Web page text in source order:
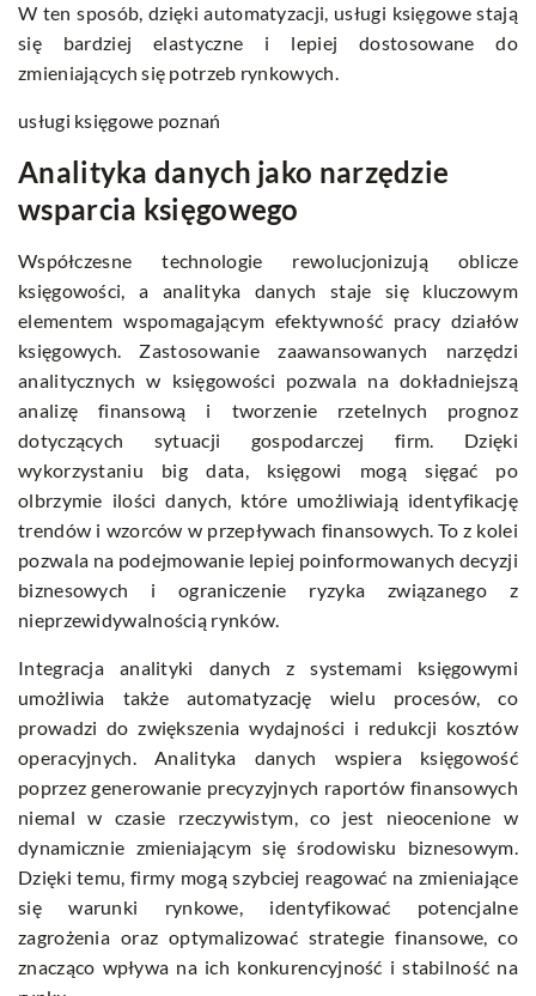
W ten sposób, dzięki automatyzacji, usługi księgowe stają
się bardziej elastyczne i lepiej dostosowane do
zmieniających się potrzeb rynkowych.
usługi księgowe poznań
Analityka danych jako narzędzie
wsparcia księgowego
Współczesne technologie rewolucjonizują oblicze
księgowości, a analityka danych staje się kluczowym
elementem wspomagającym efektywność pracy działów
księgowych. Zastosowanie zaawansowanych narzędzi
analitycznych w księgowości pozwala na dokładniejszą
analizę finansową i tworzenie rzetelnych prognoz
dotyczących sytuacji gospodarczej firm. Dzięki
wykorzystaniu big data, księgowi mogą sięgać po
olbrzymie ilości danych, które umożliwiają identyfikację
trendów i wzorców w przepływach finansowych. To z kolei
pozwala na podejmowanie lepiej poinformowanych decyzji
biznesowych i ograniczenie ryzyka związanego z
nieprzewidywalnością rynków.
Integracja analityki danych z systemami księgowymi
umożliwia także automatyzację wielu procesów, co
prowadzi do zwiększenia wydajności i redukcji kosztów
operacyjnych. Analityka danych wspiera księgowość
poprzez generowanie precyzyjnych raportów finansowych
niemal w czasie rzeczywistym, co jest nieocenione w
dynamicznie zmieniającym się środowisku biznesowym.
Dzięki temu, firmy mogą szybciej reagować na zmieniające
się warunki rynkowe, identyfikować potencjalne
zagrożenia oraz optymalizować strategie finansowe, co
znacząco wpływa na ich konkurencyjność i stabilność na